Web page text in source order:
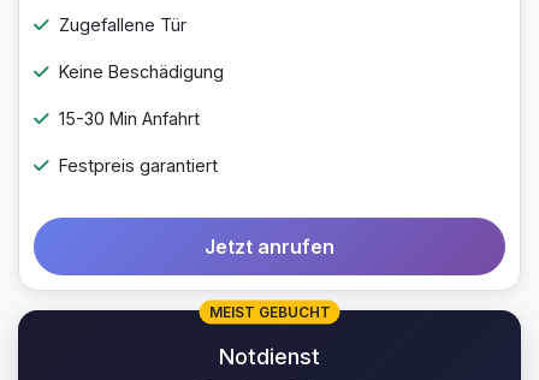
Zugefallene Tür
Keine Beschädigung
15-30 Min Anfahrt
Festpreis garantiert
Jetzt anrufen
MEIST GEBUCHT
Notdienst